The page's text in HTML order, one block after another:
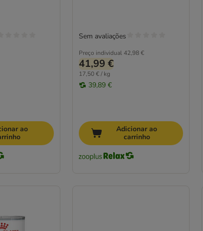
ao
Preço individual 42,98 €
41,99 €
17,50 € / kg
39,89 €
Sem avaliações
Adicionar ao
carrinho